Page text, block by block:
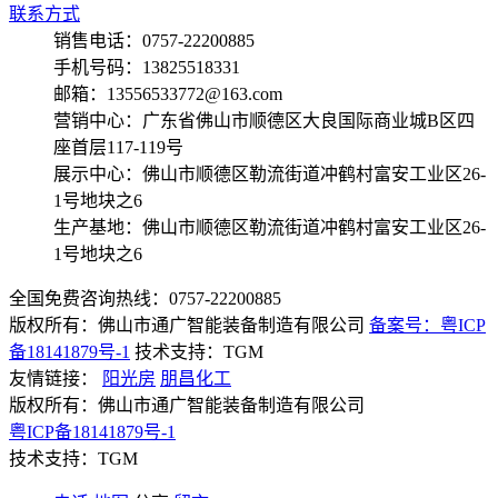
联系方式
销售电话：0757-22200885
手机号码：13825518331
邮箱：13556533772@163.com
营销中心：广东省佛山市顺德区大良国际商业城B区四
座首层117-119号
展示中心：佛山市顺德区勒流街道冲鹤村富安工业区26-
1号地块之6
生产基地：佛山市顺德区勒流街道冲鹤村富安工业区26-
1号地块之6
全国免费咨询热线： 0757-22200885
版权所有：佛山市通广智能装备制造有限公司 备案号：粤ICP
备18141879号-1 技术支持：TGM
友情链接：
阳光房 朋昌化工
版权所有：佛山市通广智能装备制造有限公司
粤ICP备18141879号-1
技术支持：TGM